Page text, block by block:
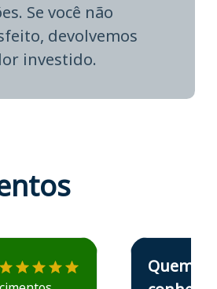
Se você não
devolvemos
investido.
o Aprova Concursos emEstudante Elais
Quem